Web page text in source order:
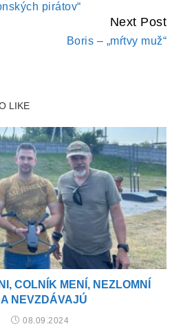
pirátov“
Next Post
Boris – „mŕtvy muž“
LIKE
COLNÍK MENÍ, NEZLOMNÍ
NEVZDÁVAJÚ
08.09.2024